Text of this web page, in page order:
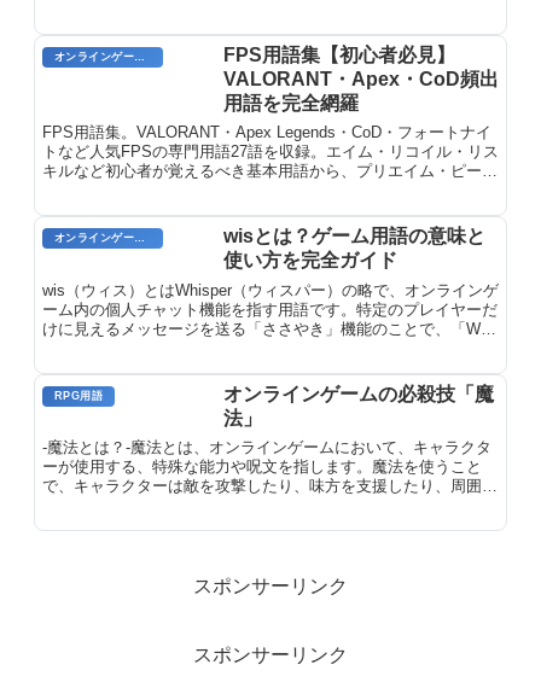
FPS用語集【初心者必見】
VALORANT・Apex・CoD頻出
用語を完全網羅
FPS用語集。VALORANT・Apex Legends・CoD・フォートナイ
トなど人気FPSの専門用語27語を収録。エイム・リコイル・リス
キルなど初心者が覚えるべき基本用語から、プリエイム・ピーク
オンラインゲーム用語
wisとは？ゲーム用語の意味と
使い方を完全ガイド
wis（ウィス）とはWhisper（ウィスパー）の略で、オンラインゲ
ーム内の個人チャット機能を指す用語です。特定のプレイヤーだ
けに見えるメッセージを送る「ささやき」機能のことで、「WIS
RPG用語
オンラインゲームの必殺技「魔
法」
-魔法とは？-魔法とは、オンラインゲームにおいて、キャラクタ
ーが使用する、特殊な能力や呪文を指します。魔法を使うこと
で、キャラクターは敵を攻撃したり、味方を支援したり、周囲の
スポンサーリンク
スポンサーリンク